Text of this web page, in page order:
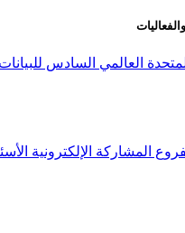
العالمي السادس للبيانات 2026
المشاركة الإلكترونية